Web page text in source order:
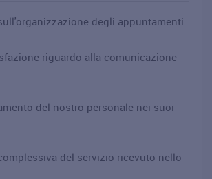
degli appuntamenti:
riguardo alla comunicazione
del nostro personale nei suoi
del servizio ricevuto nello